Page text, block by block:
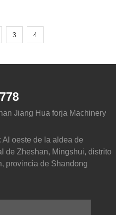
3 4
Jiang Hua forja Machinery
Al oeste de la aldea de
de Zheshan, Mingshui, distrito
provincia de Shandong